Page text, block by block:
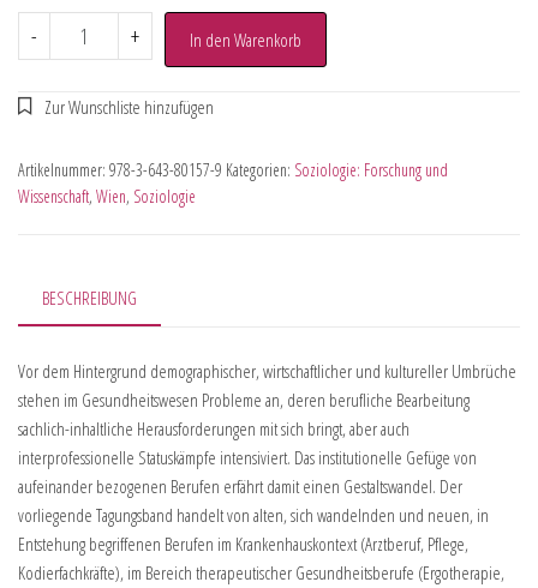
- + In den Warenkorb
Artikelnummer: 978-3-643-80157-9 Kategorien: Soziologie: Forschung und
Wissenschaft, Wien, Soziologie
BESCHREIBUNG
Vor dem Hintergrund demographischer, wirtschaftlicher und kultureller Umbrüche
stehen im Gesundheitswesen Probleme an, deren berufliche Bearbeitung
sachlich-inhaltliche Herausforderungen mit sich bringt, aber auch
interprofessionelle Statuskämpfe intensiviert. Das institutionelle Gefüge von
aufeinander bezogenen Berufen erfährt damit einen Gestaltswandel. Der
vorliegende Tagungsband handelt von alten, sich wandelnden und neuen, in
Entstehung begriffenen Berufen im Krankenhauskontext (Arztberuf, Pflege,
Kodierfachkräfte), im Bereich therapeutischer Gesundheitsberufe (Ergotherapie,